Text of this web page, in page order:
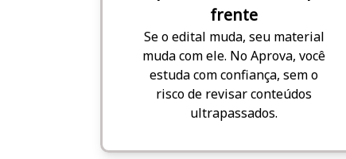
frente
Se o edital muda, seu material
muda com ele. No Aprova, você
estuda com confiança, sem o
risco de revisar conteúdos
ultrapassados.